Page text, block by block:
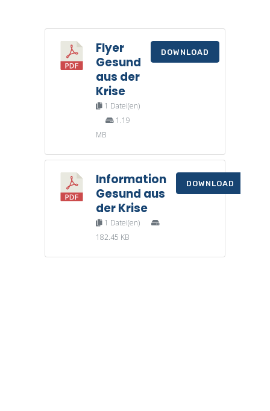
Flyer
Gesund
aus der
Krise
1 Datei(en)
1.19
MB
DOWNLOAD
Information
Gesund aus
der Krise
1 Datei(en)
182.45 KB
DOWNLOAD